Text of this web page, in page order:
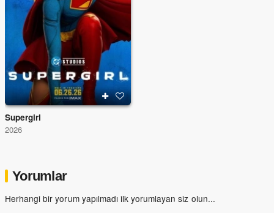
Supergirl
2026
Yorumlar
Herhangi bir yorum yapılmadı ilk yorumlayan siz olun...